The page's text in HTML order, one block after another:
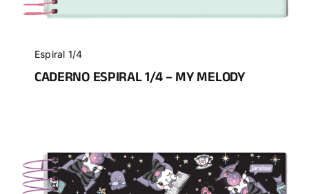
Espiral 1/4
CADERNO ESPIRAL 1/4 – MY MELODY